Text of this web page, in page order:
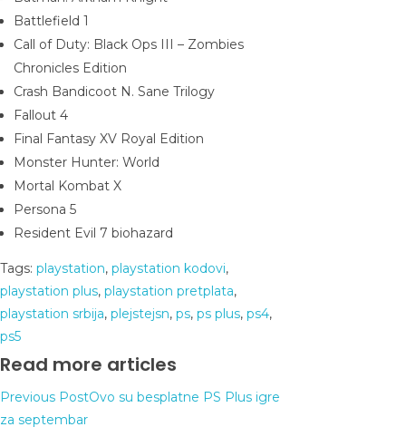
Battlefield 1
Call of Duty: Black Ops III – Zombies
Chronicles Edition
Crash Bandicoot N. Sane Trilogy
Fallout 4
Final Fantasy XV Royal Edition
Monster Hunter: World
Mortal Kombat X
Persona 5
Resident Evil 7 biohazard
Tags: playstation, playstation kodovi,
playstation plus, playstation pretplata,
playstation srbija, plejstejsn, ps, ps plus, ps4,
ps5
Read more articles
Previous PostOvo su besplatne PS Plus igre
za septembar